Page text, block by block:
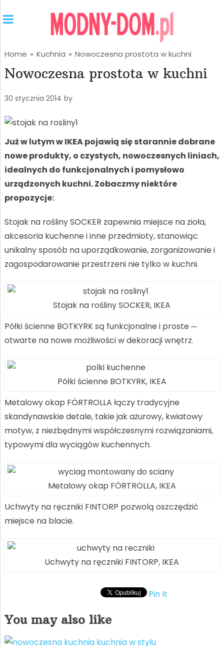
Home » Kuchnia » Nowoczesna prostota w kuchni
Nowoczesna prostota w kuchni
30 stycznia 2014 by
Już w lutym w IKEA pojawią się starannie dobrane
nowe produkty, o czystych, nowoczesnych liniach,
idealnych do funkcjonalnych i pomysłowo
urządzonych kuchni. Zobaczmy niektóre
propozycje:
Stojak na rośliny SOCKER zapewnia miejsce na zioła,
akcesoria kuchenne i inne przedmioty, stanowiąc
unikalny sposób na uporządkowanie, zorganizowanie i
zagospodarowanie przestrzeni nie tylko w kuchni.
Stojak na rośliny SOCKER, IKEA
Półki ścienne BOTKYRK są funkcjonalne i proste ─
otwarte na nowe możliwości w dekoracji wnętrz.
Półki ścienne BOTKYRK, IKEA
Metalowy okap FÖRTROLLA łączy tradycyjne
skandynawskie detale, takie jak ażurowy, kwiatowy
motyw, z niezbędnymi współczesnymi rozwiązaniami,
typowymi dla wyciągów kuchennych.
Metalowy okap FÖRTROLLA, IKEA
Uchwyty na ręczniki FINTORP pozwolą oszczędzić
miejsce na blacie.
Uchwyty na ręczniki FINTORP, IKEA
Pin It
You may also like